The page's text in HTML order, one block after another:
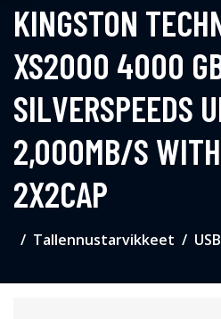
KINGSTON
XS2000 4000
SILVERSPEEDS
2,000MB/S
2X2CAP
Tallennustarvikkeet